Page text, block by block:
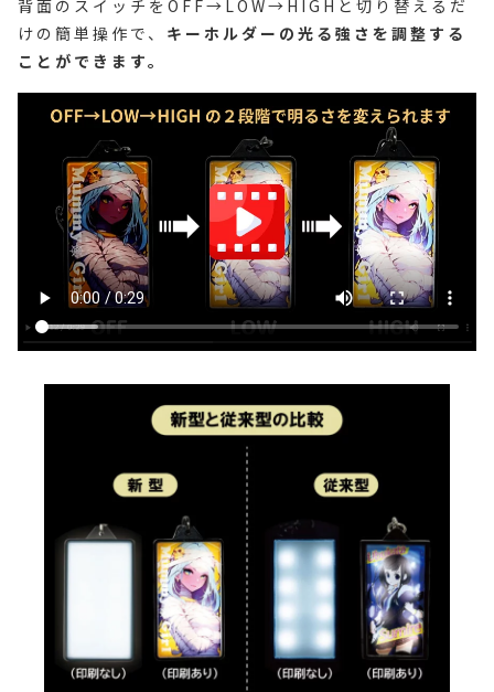
背面のスイッチをOFF→LOW→HIGHと切り替えるだ
けの簡単操作で、 キーホルダーの光る強さを調整する
ことができます。